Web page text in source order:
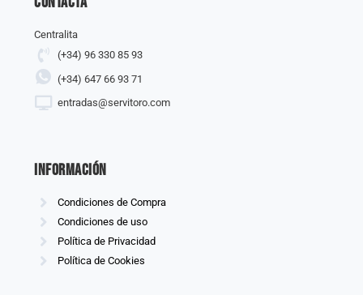
Centralita
(+34) 96 330 85 93
(+34) 647 66 93 71
entradas@servitoro.com
información
Condiciones de Compra
Condiciones de uso
Política de Privacidad
Política de Cookies